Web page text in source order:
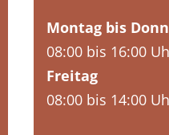
Montag bis
08:00 bis 16:00
Freitag
08:00 bis 14:00